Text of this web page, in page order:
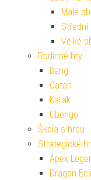
Malé
Střední
Velké
Rodinné hry
Bang
Catan
Karak
Ubongo
Škola s hrou
Strategické
Apex
Dragon